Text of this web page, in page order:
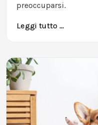
preoccuparsi.
Leggi tutto …